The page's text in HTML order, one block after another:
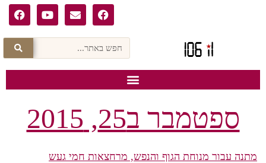
ספטמבר ב25, 2015
מתנה עבור מנוחת הגוף והנפש, מרחצאות חמי געש